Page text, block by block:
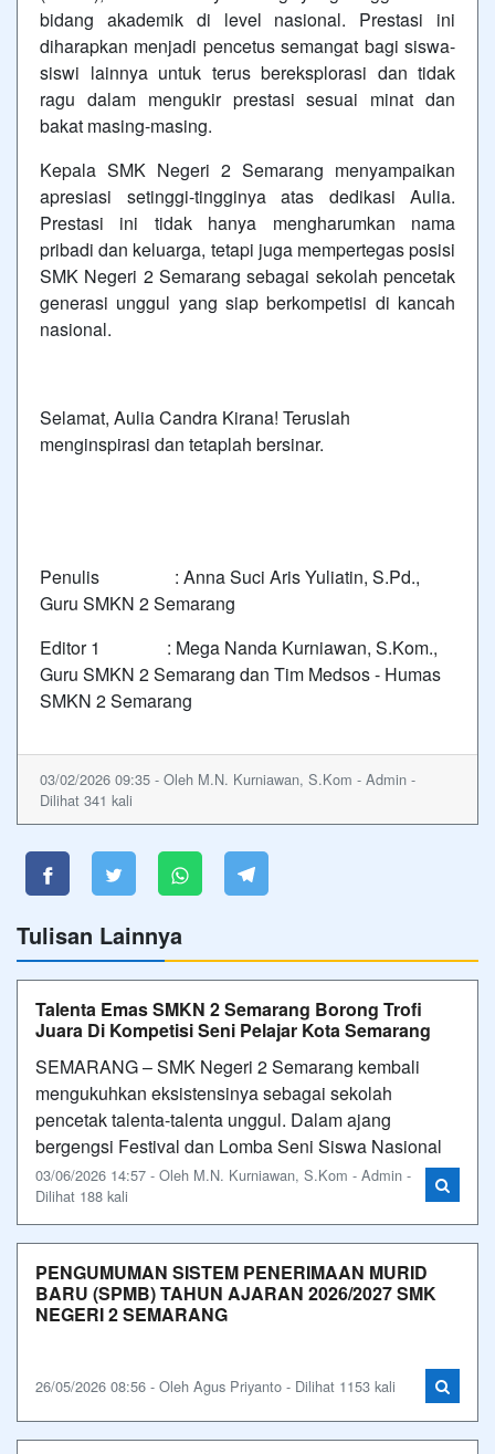
bidang akademik di level nasional. Prestasi ini
diharapkan menjadi pencetus semangat bagi siswa-
siswi lainnya untuk terus bereksplorasi dan tidak
ragu dalam mengukir prestasi sesuai minat dan
bakat masing-masing.
Kepala SMK Negeri 2 Semarang menyampaikan
apresiasi setinggi-tingginya atas dedikasi Aulia.
Prestasi ini tidak hanya mengharumkan nama
pribadi dan keluarga, tetapi juga mempertegas posisi
SMK Negeri 2 Semarang sebagai sekolah pencetak
generasi unggul yang siap berkompetisi di kancah
nasional.
Selamat, Aulia Candra Kirana! Teruslah
menginspirasi dan tetaplah bersinar.
Penulis : Anna Suci Aris Yuliatin, S.Pd.,
Guru SMKN 2 Semarang
Editor 1 : Mega Nanda Kurniawan, S.Kom.,
Guru SMKN 2 Semarang dan Tim Medsos - Humas
SMKN 2 Semarang
03/02/2026 09:35 - Oleh M.N. Kurniawan, S.Kom - Admin -
Dilihat 341 kali
Tulisan Lainnya
Talenta Emas SMKN 2 Semarang Borong Trofi
Juara Di Kompetisi Seni Pelajar Kota Semarang
SEMARANG – SMK Negeri 2 Semarang kembali
mengukuhkan eksistensinya sebagai sekolah
pencetak talenta-talenta unggul. Dalam ajang
bergengsi Festival dan Lomba Seni Siswa Nasional
03/06/2026 14:57 - Oleh M.N. Kurniawan, S.Kom - Admin -
Dilihat 188 kali
PENGUMUMAN SISTEM PENERIMAAN MURID
BARU (SPMB) TAHUN AJARAN 2026/2027 SMK
NEGERI 2 SEMARANG
26/05/2026 08:56 - Oleh Agus Priyanto - Dilihat 1153 kali